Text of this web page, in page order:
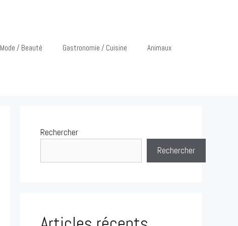
Mode / Beauté Gastronomie / Cuisine Animaux
Rechercher
Rechercher